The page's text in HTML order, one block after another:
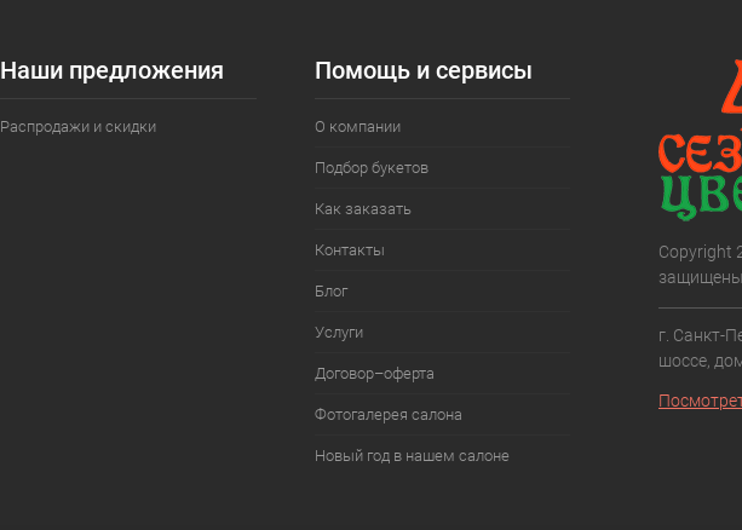
Наши предложения
Распродажи и скидки
Помощь и сервисы
О компании
Подбор букетов
Как заказать
Контакты
Блог
Услуги
Договор–оферта
Фотогалерея салона
Новый год в нашем салоне
Copyright
г. Санкт-
шоссе,